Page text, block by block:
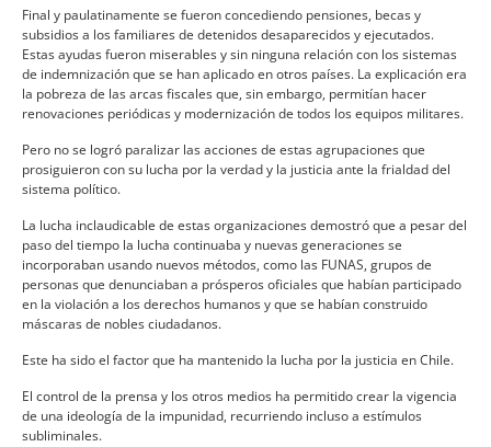
Final y paulatinamente se fueron concediendo pensiones, becas y
subsidios a los familiares de detenidos desaparecidos y ejecutados.
Estas ayudas fueron miserables y sin ninguna relación con los sistemas
de indemnización que se han aplicado en otros paí­ses. La explicación era
la pobreza de las arcas fiscales que, sin embargo, permití­an hacer
renovaciones periódicas y modernización de todos los equipos militares.
Pero no se logró paralizar las acciones de estas agrupaciones que
prosiguieron con su lucha por la verdad y la justicia ante la frialdad del
sistema polí­tico.
La lucha inclaudicable de estas organizaciones demostró que a pesar del
paso del tiempo la lucha continuaba y nuevas generaciones se
incorporaban usando nuevos métodos, como las FUNAS, grupos de
personas que denunciaban a prósperos oficiales que habí­an participado
en la violación a los derechos humanos y que se habí­an construido
máscaras de nobles ciudadanos.
Este ha sido el factor que ha mantenido la lucha por la justicia en Chile.
El control de la prensa y los otros medios ha permitido crear la vigencia
de una ideologí­a de la impunidad, recurriendo incluso a estí­mulos
subliminales.